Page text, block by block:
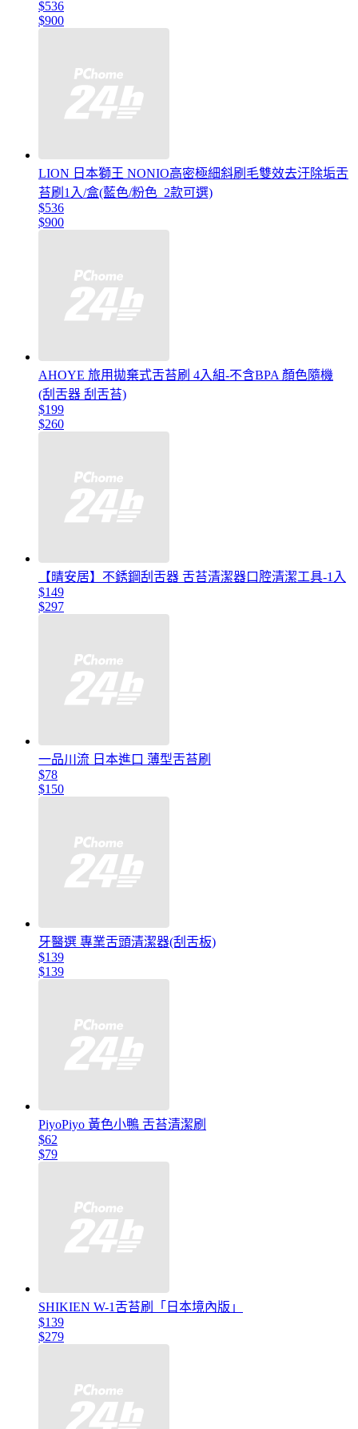
$536
$900
LION 日本獅王 NONIO高密極細斜刷毛雙效去汙除垢舌
苔刷1入/盒(藍色/粉色_2款可選)
$536
$900
AHOYE 旅用拋棄式舌苔刷 4入組-不含BPA 顏色隨機
(刮舌器 刮舌苔)
$199
$260
【晴安居】不銹鋼刮舌器 舌苔清潔器口腔清潔工具-1入
$149
$297
一品川流 日本進口 薄型舌苔刷
$78
$150
牙醫選 專業舌頭清潔器(刮舌板)
$139
$139
PiyoPiyo 黃色小鴨 舌苔清潔刷
$62
$79
SHIKIEN W-1舌苔刷「日本境內版」
$139
$279